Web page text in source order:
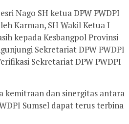
Nago SH ketua DPW PWDPI
Karman, SH Wakil Ketua I
kepada Kesbangpol Provinsi
Sekretariat DPW PWDPI
Sekretariat DPW PWDPI
kemitraan dan sinergitas antara
Sumsel dapat terus terbina